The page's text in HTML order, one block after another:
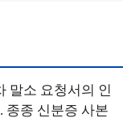
말소 요청서의 인
종종 신분증 사본